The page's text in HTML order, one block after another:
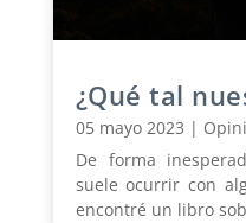
¿Qué tal
05 mayo 2023 |
De forma
suele ocurrir con
encontré un libro